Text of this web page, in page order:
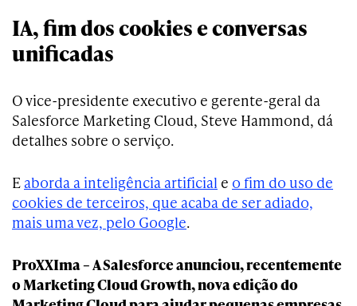
IA, fim dos cookies e conversas
unificadas
O vice-presidente executivo e gerente-geral da
Salesforce Marketing Cloud, Steve Hammond, dá
detalhes sobre o serviço.
E aborda a inteligência artificial e o fim do uso de
cookies de terceiros, que acaba de ser adiado,
mais uma vez, pelo Google.
ProXXIma – A Salesforce anunciou, recentemente
o Marketing Cloud Growth, nova edição do